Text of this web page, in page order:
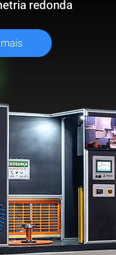
redonda